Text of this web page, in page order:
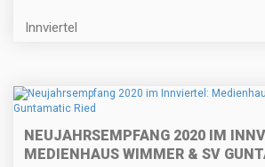
Innviertel
NEUJAHRSEMPFANG 2020 IM
MEDIENHAUS WIMMER & SV